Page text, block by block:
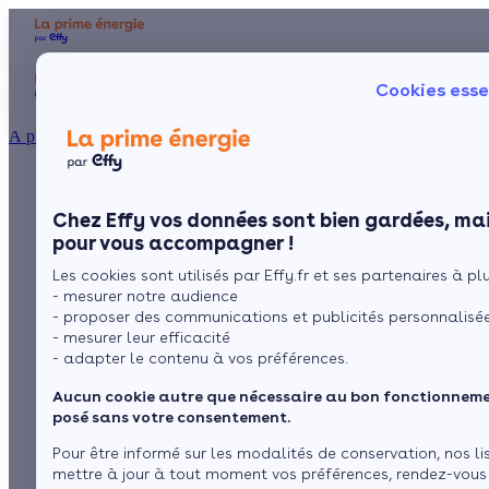
Cookies
Chez Effy vos données sont bien gardées,
pour vous accompagner !
Les cookies sont utilisés par Effy.fr et ses partenaires à
- mesurer notre audience
- proposer des communications et publicités
- mesurer leur efficacité
- adapter le contenu à vos préférences.
Aucun cookie autre que nécessaire au bon
posé sans votre consentement.
Pour être informé sur les modalités de conservation, nos
mettre à jour à tout moment vos préférences, rendez-
À propos
Le concept
Comment l'obtenir ?
Chauffage
Poêle à
MaPrimeRénov'
locataire : quelles
aides pouvez-vous
obtenir en 2026 ?
parClaire Dubas 7 min de lecture